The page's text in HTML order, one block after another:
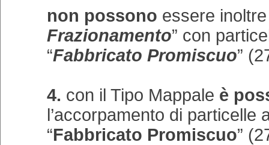
non possono essere
Frazionamento” con
“Fabbricato Promiscuo”
4. con il Tipo Mappale è
l’accorpamento di particelle
“Fabbricato Promiscuo”